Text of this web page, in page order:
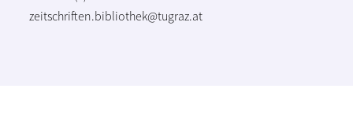
zeitschriften.bibliothek@tugraz.at